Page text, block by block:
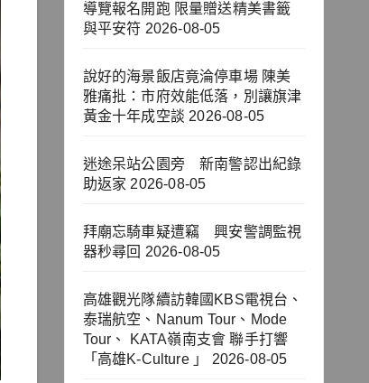
導覽報名開跑 限量贈送精美書籤
與平安符 2026-08-05
說好的海景飯店竟淪停車場 陳美
雅痛批：市府效能低落，別讓旗津
黃金十年成空談 2026-08-05
迷途呆站公園旁 新南警認出紀錄
助返家 2026-08-05
拜廟忘騎車疑遭竊 興安警調監視
器秒尋回 2026-08-05
高雄觀光隊續訪韓國KBS電視台、
泰瑞航空、Nanum Tour、Mode
Tour、 KATA嶺南支會 聯手打響
「高雄K-Culture 」
2026-08-05